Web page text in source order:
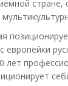
стране,
европейки